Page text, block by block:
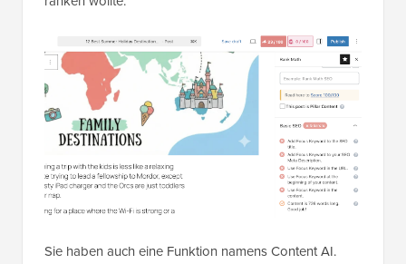
Sie haben auch eine Funktion namens Content AI.